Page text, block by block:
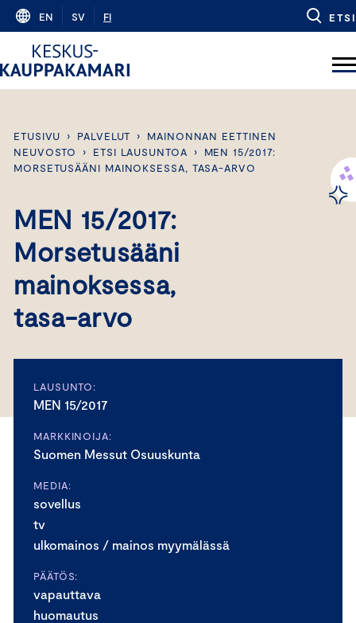
Skip
content
EN SV FI ETSI
ETUSIVU › PALVELUT ›
MAINONNAN EETTINEN
NEUVOSTO
› ETSI LAUSUNTOA ›
MEN 15/2017:
MORSETUSÄÄNI MAINOKSESSA, TASA-ARVO
MEN 15/2017:
Morsetusääni
mainoksessa,
tasa-arvo
LAUSUNTO:
MEN 15/2017
MARKKINOIJA:
Suomen Messut Osuuskunta
MEDIA:
sovellus
tv
ulkomainos / mainos myymälässä
PÄÄTÖS:
vapauttava
huomautus